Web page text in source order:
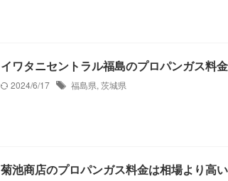
イワタニセントラル福島のプロパンガス料
2024/6/17
福島県, 茨城県
菊池商店のプロパンガス料金は相場より高